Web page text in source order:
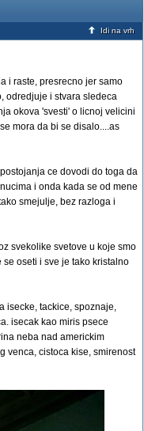
Idi na vrh
i raste, presrecno jer samo
odredjuje i stvara sledeca
okova 'svesti' o licnoj velicini
mora da bi se disalo....as
ce dovodi do toga da
i onda kada se od mene
smejulje, bez razloga i
svekolike svetove u koje smo
oseti i sve je tako kristalno
isecke, tackice, spoznaje,
isecak kao miris psece
neba nad americkim
venca, cistoca kise, smirenost